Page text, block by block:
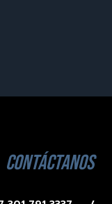
contáctanos